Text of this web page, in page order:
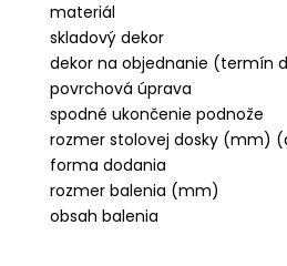
materiál
skladový dekor
dekor na objednanie (termín
povrchová úprava
spodné ukončenie podnože
rozmer stolovej dosky (mm)
forma dodania
rozmer balenia (mm)
obsah balenia